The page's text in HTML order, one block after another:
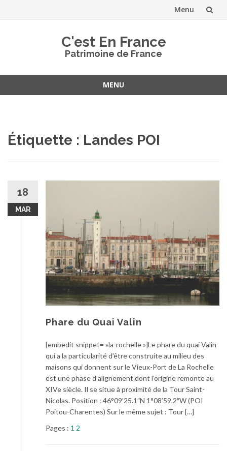
Menu
C'est En France
Patrimoine de France
MENU
Étiquette : Landes POI
18
MAR
Phare du Quai Valin
[embedit snippet= »la-rochelle »]Le phare du quai Valin
qui a la particularité d’être construite au milieu des
maisons qui donnent sur le Vieux-Port de La Rochelle
est une phase d’alignement dont l’origine remonte au
XIVe siècle. Il se situe à proximité de la Tour Saint-
Nicolas. Position : 46°09’25.1″N 1°08’59.2″W (POI
Poitou-Charentes) Sur le même sujet : Tour […]
Pages : 1 2